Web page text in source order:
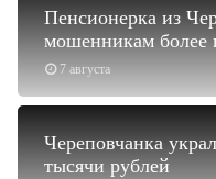
7 августа
Пенсионерка из
мошенникам более
Череповчанка
тысячи рублей